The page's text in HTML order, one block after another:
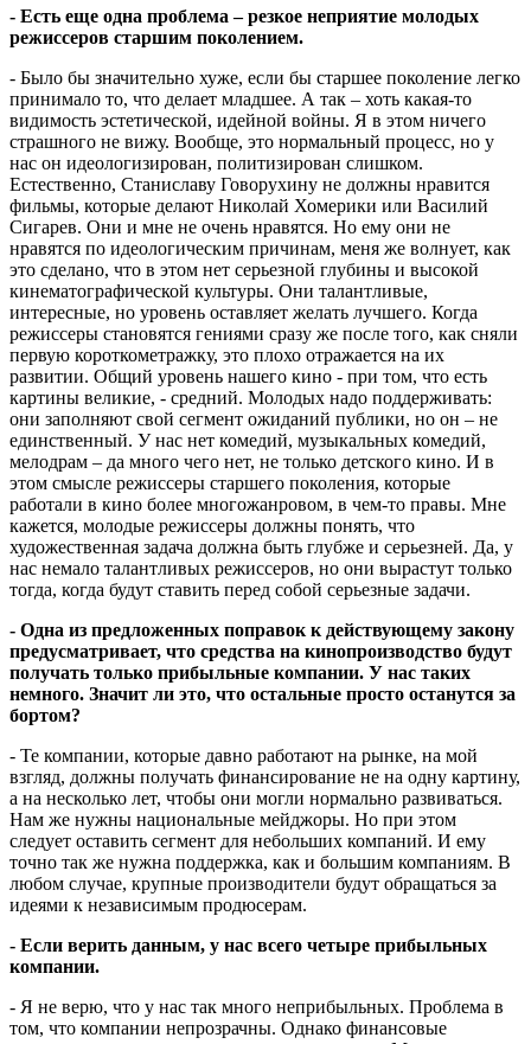
- Есть еще одна проблема – резкое неприятие молодых
режиссеров старшим поколением.
- Было бы значительно хуже, если бы старшее поколение легко
принимало то, что делает младшее. А так – хоть какая-то
видимость эстетической, идейной войны. Я в этом ничего
страшного не вижу. Вообще, это нормальный процесс, но у
нас он идеологизирован, политизирован слишком.
Естественно, Станиславу Говорухину не должны нравится
фильмы, которые делают Николай Хомерики или Василий
Сигарев. Они и мне не очень нравятся. Но ему они не
нравятся по идеологическим причинам, меня же волнует, как
это сделано, что в этом нет серьезной глубины и высокой
кинематографической культуры. Они талантливые,
интересные, но уровень оставляет желать лучшего. Когда
режиссеры становятся гениями сразу же после того, как сняли
первую короткометражку, это плохо отражается на их
развитии. Общий уровень нашего кино - при том, что есть
картины великие, - средний. Молодых надо поддерживать:
они заполняют свой сегмент ожиданий публики, но он – не
единственный. У нас нет комедий, музыкальных комедий,
мелодрам – да много чего нет, не только детского кино. И в
этом смысле режиссеры старшего поколения, которые
работали в кино более многожанровом, в чем-то правы. Мне
кажется, молодые режиссеры должны понять, что
художественная задача должна быть глубже и серьезней. Да, у
нас немало талантливых режиссеров, но они вырастут только
тогда, когда будут ставить перед собой серьезные задачи.
- Одна из предложенных поправок к действующему закону
предусматривает, что средства на кинопроизводство будут
получать только прибыльные компании. У нас таких
немного. Значит ли это, что остальные просто останутся за
бортом?
- Те компании, которые давно работают на рынке, на мой
взгляд, должны получать финансирование не на одну картину,
а на несколько лет, чтобы они могли нормально развиваться.
Нам же нужны национальные мейджоры. Но при этом
следует оставить сегмент для небольших компаний. И ему
точно так же нужна поддержка, как и большим компаниям. В
любом случае, крупные производители будут обращаться за
идеями к независимым продюсерам.
- Если верить данным, у нас всего четыре прибыльных
компании.
- Я не верю, что у нас так много неприбыльных. Проблема в
том, что компании непрозрачны. Однако финансовые